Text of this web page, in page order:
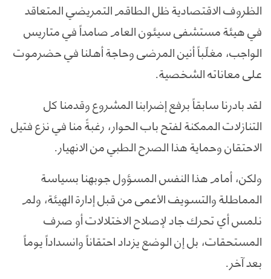
الظروف الاقتصادية ظل الطاقم التمريضي المتعاقد
في هيئة مستشفى سيئون العام صامداً في متاريس
الواجب، مغلّباً أنين المرضى وحاجة أهلنا في حضرموت
على معاناته الشخصية.
لقد بادرنا سابقاً برفع إضرابنا المشروع وقدمنا كل
التنازلات الممكنة لفتح باب الحوار، رغبةً منا في نزع فتيل
الاحتقان وحماية هذا الصرح الطبي من الانهيار.
ولكن، أمام هذا النفس المسؤول جوبهنا بسياسة
المماطلة والتسويف الأعمى من قبل إدارة الهيئة، ولم
نلمس أي تحرك جاد لإصلاح الاختلالات أو صرف
المستحقات، بل إن الوضع يزداد احتقاناً وانسداداً يوماً
بعد آخر.